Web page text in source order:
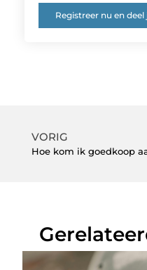
Registreer nu en
VORIG